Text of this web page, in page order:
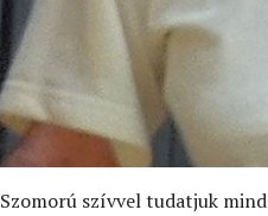
Szomorú szívvel tudatjuk